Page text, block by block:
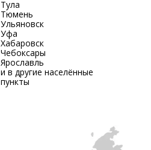
Тула
Тюмень
Ульяновск
Уфа
Хабаровск
Чебоксары
Ярославль
и в другие населённые
пункты